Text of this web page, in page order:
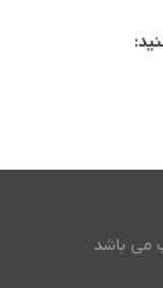
می باشد